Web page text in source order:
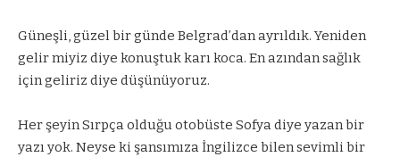
Güneşli, güzel bir günde Belgrad’dan ayrıldık. Yeniden
gelir miyiz diye konuştuk karı koca. En azından sağlık
için geliriz diye düşünüyoruz.
Her şeyin Sırpça olduğu otobüste Sofya diye yazan bir
yazı yok. Neyse ki şansımıza İngilizce bilen sevimli bir